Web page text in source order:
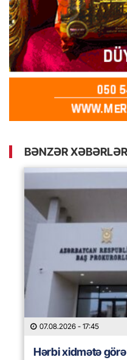
BƏNZƏR XƏBƏRLƏR
07.08.2026 - 17:45
Hərbi xidmətə